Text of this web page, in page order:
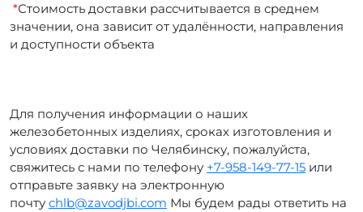
*Стоимость доставки рассчитывается в среднем
значении, она зависит от удалённости, направления
и доступности объекта
Для получения информации о наших
железобетонных изделиях, сроках изготовления и
условиях доставки по Челябинску, пожалуйста,
свяжитесь с нами по телефону +7-958-149-77-15 или
отправьте заявку на электронную
почту chlb@zavodjbi.com Мы будем рады ответить на